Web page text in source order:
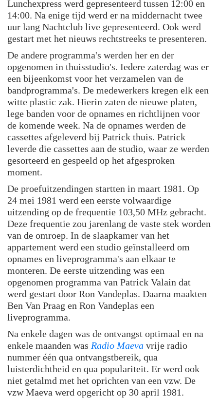
Lunchexpress werd gepresenteerd tussen 12:00 en
14:00. Na enige tijd werd er na middernacht twee
uur lang Nachtclub live gepresenteerd. Ook werd
gestart met het nieuws rechtstreeks te presenteren.
De andere programma's werden her en der
opgenomen in thuisstudio's. Iedere zaterdag was er
een bijeenkomst voor het verzamelen van de
bandprogramma's. De medewerkers kregen elk een
witte plastic zak. Hierin zaten de nieuwe platen,
lege banden voor de opnames en richtlijnen voor
de komende week. Na de opnames werden de
cassettes afgeleverd bij Patrick thuis. Patrick
leverde die cassettes aan de studio, waar ze werden
gesorteerd en gespeeld op het afgesproken
moment.
De proefuitzendingen startten in maart 1981. Op
24 mei 1981 werd een eerste volwaardige
uitzending op de frequentie 103,50 MHz gebracht.
Deze frequentie zou jarenlang de vaste stek worden
van de omroep. In de slaapkamer van het
appartement werd een studio geïnstalleerd om
opnames en liveprogramma's aan elkaar te
monteren. De eerste uitzending was een
opgenomen programma van Patrick Valain dat
werd gestart door Ron Vandeplas. Daarna maakten
Ben Van Praag en Ron Vandeplas een
liveprogramma.
Na enkele dagen was de ontvangst optimaal en na
enkele maanden was Radio Maeva vrije radio
nummer één qua ontvangstbereik, qua
luisterdichtheid en qua populariteit. Er werd ook
niet getalmd met het oprichten van een vzw. De
vzw Maeva werd opgericht op 30 april 1981.